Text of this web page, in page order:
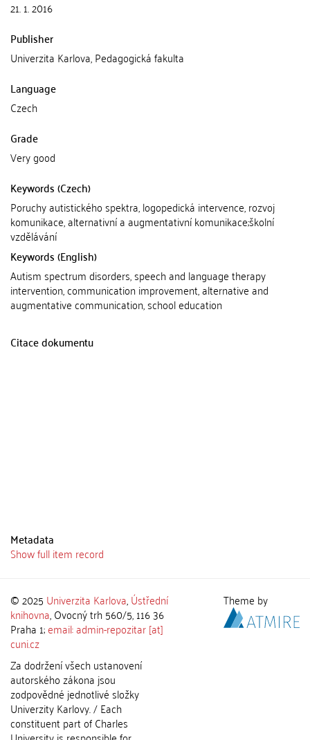
21. 1. 2016
Publisher
Univerzita Karlova, Pedagogická fakulta
Language
Czech
Grade
Very good
Keywords (Czech)
Poruchy autistického spektra, logopedická intervence, rozvoj
komunikace, alternativní a augmentativní komunikace;školní
vzdělávání
Keywords (English)
Autism spectrum disorders, speech and language therapy
intervention, communication improvement, alternative and
augmentative communication, school education
Citace dokumentu
Metadata
Show full item record
© 2025 Univerzita Karlova,Ústřední
knihovna, Ovocný trh 560/5, 116 36
Praha 1;email: admin-repozitar [at]
cuni.cz
Za dodržení všech ustanovení
autorského zákona jsou
zodpovědné jednotlivé složky
Univerzity Karlovy. / Each
constituent part of Charles
Theme by